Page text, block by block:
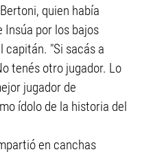
quien había
por los bajos
capitán. "Si sacás a
tenés otro jugador. Lo
jugador de
ídolo de la historia del
en canchas